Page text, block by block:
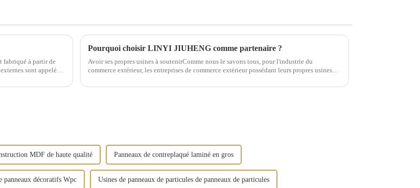
fabriqué à partir de
sont appelées
Pourquoi choisir LINYI JIUHENG comme partenaire ?
Avoir ses propres usines à soutenirComme nous le savons tous, pour l'industrie du
commerce extérieur, les entreprises de commerce extérieur possédant leurs propres usines
MDF de haute qualité Panneaux de contreplaqué laminé en gros
panneaux décoratifs Wpc Usines de panneaux de particules de panneaux de particules